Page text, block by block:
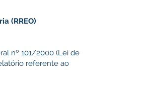
(RREO)
nº 101/2000 (Lei de
referente ao